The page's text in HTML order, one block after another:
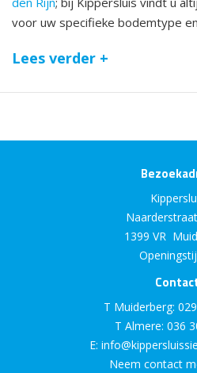
voor uw specifieke bodemtype
Lees verder +
1399 VR
T Muiderberg:
T Almere: 036
E:
Neem contact